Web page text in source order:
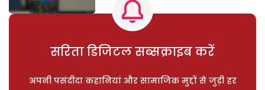
सरिता डिजिटल सब्सक्राइब करें
अपनी पसंदीदा कहानियां और सामाजिक मुद्दों से जुड़ी हर